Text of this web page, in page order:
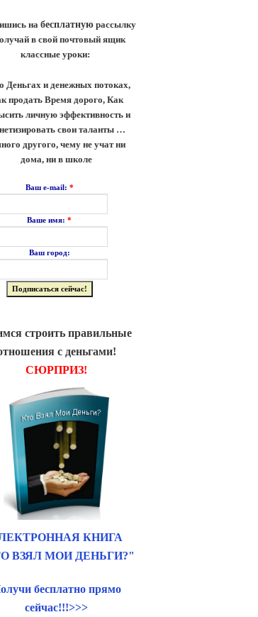
на бесплатнуюрассылку
в свой почтовый ящик
классные уроки:
Деньгах и денежных потоках,
продать Время дорого, Как
личную эффективность и
свои таланты …
другого, чему не учат ни
дома, ни в школе
Ваш e-mail: *
Ваше имя: *
Ваш город:
строить правильные
с деньгами!
СЮРПРИЗ!
КНИГА
ВЗЯЛ МОИ ДЕНЬГИ?"
бесплатно прямо
сейчас!!!>>>